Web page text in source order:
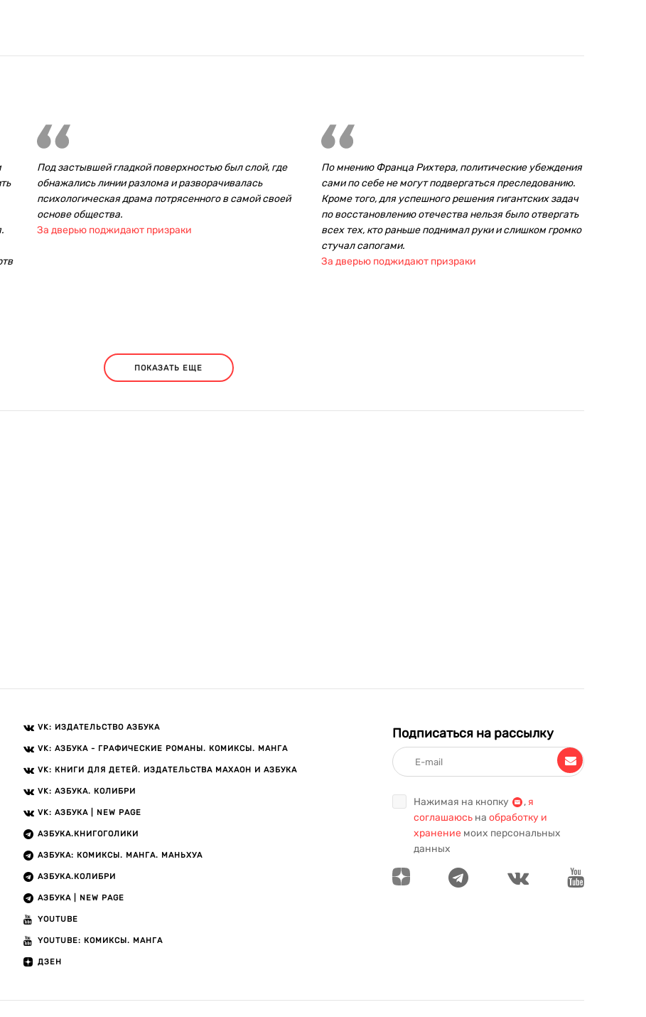
Под застывшей гладкой поверхностью был слой, где
обнажались линии разлома и разворачивалась
психологическая драма потрясенного в самой своей
основе общества.
За дверью поджидают призраки
По мнению Франца Рихтера, политические убеждения
сами по себе не могут подвергаться преследованию.
Кроме того, для успешного решения гигантских задач
по восстановлению отечества нельзя было отвергать
всех тех, кто раньше поднимал руки и слишком громко
стучал сапогами.
За дверью поджидают призраки
ПОКАЗАТЬ ЕЩЕ
VK: ИЗДАТЕЛЬСТВО АЗБУКА
VK: АЗБУКА - ГРАФИЧЕСКИЕ РОМАНЫ. КОМИКСЫ. МАНГА
VK: КНИГИ ДЛЯ ДЕТЕЙ. ИЗДАТЕЛЬСТВА МАХАОН И АЗБУКА
VK: АЗБУКА. КОЛИБРИ
VK: АЗБУКА | NEW PAGE
АЗБУКА.КНИГОГОЛИКИ
АЗБУКА: КОМИКСЫ. МАНГА. МАНЬХУА
АЗБУКА.КОЛИБРИ
АЗБУКА | NEW PAGE
YOUTUBE
YOUTUBE: КОМИКСЫ. МАНГА
ДЗЕН
Подписаться на рассылку
Нажимая на кнопку , я
соглашаюсь на обработку и
хранение моих персональных
данных